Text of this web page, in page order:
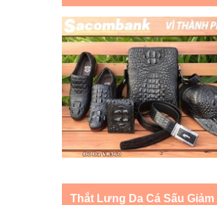
Thắt Lưng Da Cá Sấu Giảm